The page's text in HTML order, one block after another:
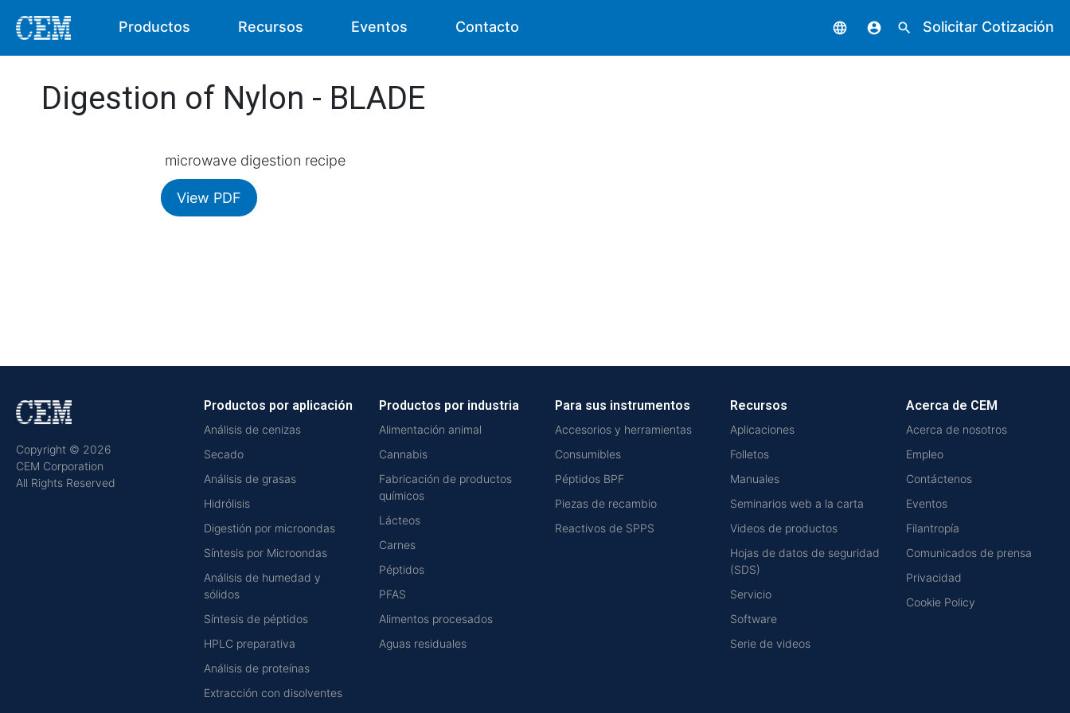
Productos Recursos Eventos Contacto language account_circle search Solicitar Cotización
Digestion of Nylon - BLADE
microwave digestion recipe
View PDF
Copyright © 2026
CEM Corporation
All Rights Reserved
Productos por aplicación
Análisis de cenizas
Secado
Análisis de grasas
Hidrólisis
Digestión por microondas
Síntesis por Microondas
Análisis de humedad y
sólidos
Síntesis de péptidos
HPLC preparativa
Análisis de proteínas
Extracción con disolventes
Productos por industria
Alimentación animal
Cannabis
Fabricación de productos
químicos
Lácteos
Carnes
Péptidos
PFAS
Alimentos procesados
Aguas residuales
Para sus instrumentos
Accesorios y herramientas
Consumibles
Péptidos BPF
Piezas de recambio
Reactivos de SPPS
Recursos
Aplicaciones
Folletos
Manuales
Seminarios web a la carta
Videos de productos
Hojas de datos de seguridad
(SDS)
Servicio
Software
Serie de videos
Acerca de CEM
Acerca de nosotros
Empleo
Contáctenos
Eventos
Filantropía
Comunicados de prensa
Privacidad
Cookie Policy